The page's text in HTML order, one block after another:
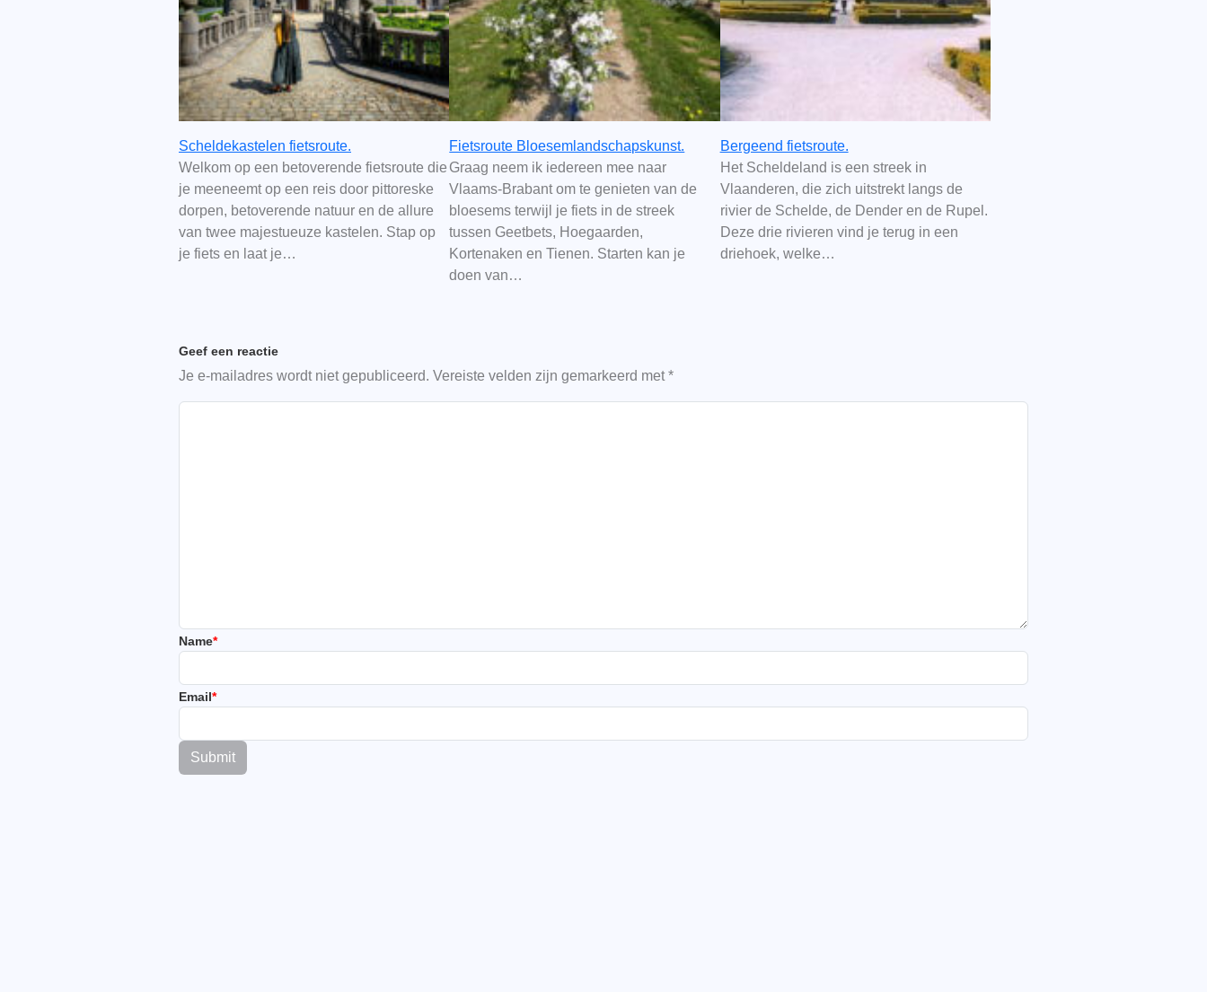
Scheldekastelen fietsroute.
Welkom op een betoverende fietsroute die
je meeneemt op een reis door pittoreske
dorpen, betoverende natuur en de allure
van twee majestueuze kastelen. Stap op
je fiets en laat je…
Fietsroute Bloesemlandschapskunst.
Graag neem ik iedereen mee naar
Vlaams-Brabant om te genieten van de
bloesems terwijl je fiets in de streek
tussen Geetbets, Hoegaarden,
Kortenaken en Tienen. Starten kan je
doen van…
Bergeend fietsroute.
Het Scheldeland is een streek in
Vlaanderen, die zich uitstrekt langs de
rivier de Schelde, de Dender en de Rupel.
Deze drie rivieren vind je terug in een
driehoek, welke…
Geef een reactie
Je e-mailadres wordt niet gepubliceerd. Vereiste velden zijn gemarkeerd met*
Name*
Email*